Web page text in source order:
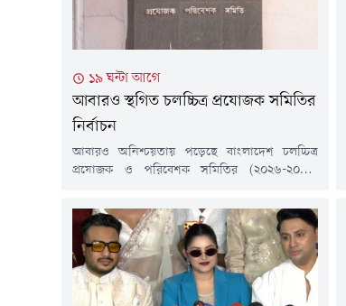
১৯ ঘন্টা আগে
আবারও স্থগিত চলচ্চিত্র প্রযোজক সমিতির
নির্বাচন
আবারও অনিশ্চয়তায় পড়েছে বাংলাদেশ চলচ্চিত্র
প্রযোজক ও পরিবেশক সমিতির (২০২৬-২০২৮)
থাকলেও হাইকোর্টের নির্দেশে নির্বাচন এবং সংশ্লিষ্ট সব
কার্যক্রম দুই মাসের জন্য স্থগিত করা হয়েছে।
বৃহস্পতিবার বিচারপতি আহমেদ সোহেল ও বিচারপতি
ফাতেমা আনওয়ারের সমন্বয়ে গঠিত হাইকোর্টের একটি
বেঞ্চ এ আদেশ দেন। আদালত এফবিসিসিআই
সালিশ ট্রাইব্যুনালে...